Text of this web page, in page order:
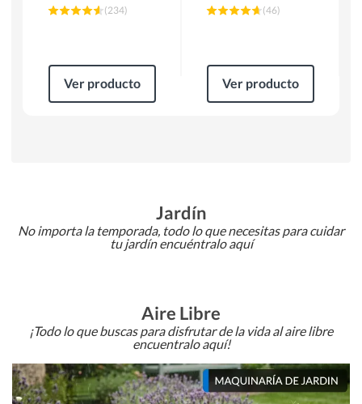
(234)
Ver producto
(46)
Ver producto
Jardín
No importa la temporada, todo lo que necesitas para cuidar
tu jardín encuéntralo aquí
Aire Libre
¡Todo lo que buscas para disfrutar de la vida al aire libre
encuentralo aquí!